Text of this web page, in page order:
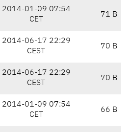
2014-01-09 07:54
CET
71 B
2014-06-17 22:29
CEST
70 B
2014-06-17 22:29
CEST
70 B
2014-01-09 07:54
CET
66 B